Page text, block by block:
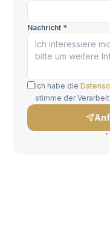
Nachricht *
Ich habe die
stimme der
*